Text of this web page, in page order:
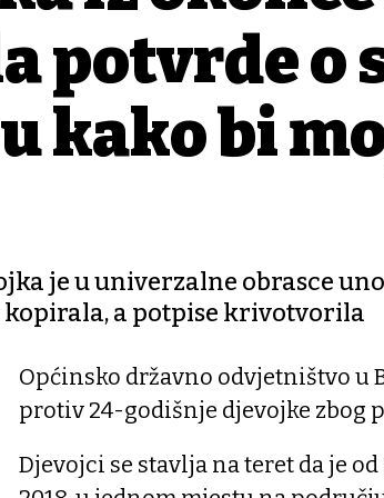
potvrde o
kako bi
je u univerzalne obrasce
a potpise krivotvorila
Općinsko državno odvjetništvo u
protiv 24-godišnje djevojke zbog
Djevojci se stavlja na teret da je od